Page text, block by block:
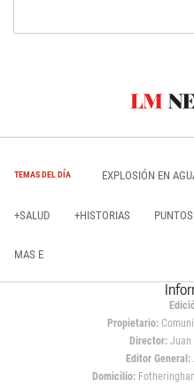
TEMAS DEL DÍA EXPLOSIÓN EN
+SALUD +HISTORIAS
MAS E
Propietario:
Director: Juan
Editor General:
Domicilio: